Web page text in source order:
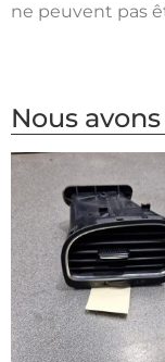
ne peuvent pas
Nous